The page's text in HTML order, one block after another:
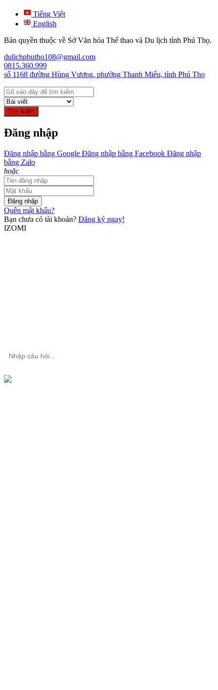
Tiếng Việt
English
Bản quyền thuộc về Sở Văn hóa Thể thao và Du lịch tỉnh Phú Thọ.
dulichphutho108@gmail.com
0815.360.999
số 1168 đường Hùng Vương, phường Thanh Miếu, tỉnh Phú Thọ
Tìm kiếm
Đăng nhập
Đăng nhập bằng Google Đăng nhập bằng Facebook Đăng nhập
bằng Zalo
hoặc
Đăng nhập
Quên mật khẩu?
Bạn chưa có tài khoản? Đăng ký ngay!
IZOMI